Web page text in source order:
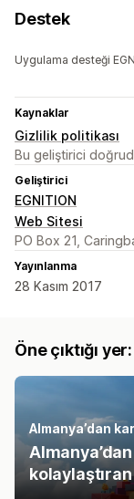
Destek
Uygulama desteği
Kaynaklar
Gizlilik politikası
Bu geliştirici
Geliştirici
EGNITION
Web Sitesi
PO Box 21,
Yayınlanma
28 Kasım 2017
Öne çıktığı yer:
Almanya’dan